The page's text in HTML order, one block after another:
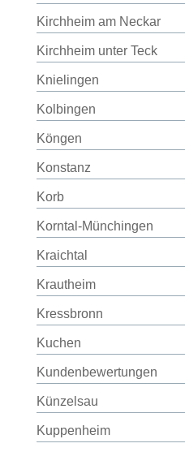
Kirchheim am Neckar
Kirchheim unter Teck
Knielingen
Kolbingen
Köngen
Konstanz
Korb
Korntal-Münchingen
Kraichtal
Krautheim
Kressbronn
Kuchen
Kundenbewertungen
Künzelsau
Kuppenheim